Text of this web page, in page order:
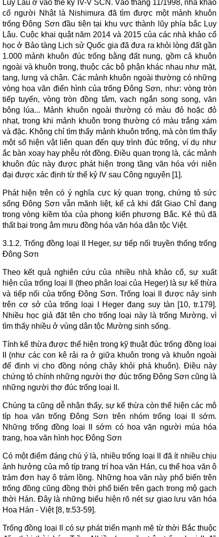
Luy Lâu ở vào thế kỷ IV-V SCN. Vào tháng 11/1998, nhà khảo
cổ người Nhật là Nishimura đã tìm được một mảnh khuôn
trống Đông Sơn đầu tiên tại khu vực thành lũy phía bắc Luy
Lâu. Cuộc khai quật năm 2014 và 2015 của các nhà khảo cổ
học ở Bảo tàng Lịch sử Quốc gia đã đưa ra khỏi lòng đất gần
1.000 mảnh khuôn đúc trống bằng đất nung, gồm cả khuôn
ngoài và khuôn trong, thuộc các bộ phận khác nhau như mặt,
tang, lưng và chân. Các mảnh khuôn ngoài thường có những
vòng hoa văn điển hình của trống Đông Sơn, như: vòng tròn
tiếp tuyến, vòng tròn đồng tâm, vạch ngắn song song, văn
bông lúa... Mảnh khuôn ngoài thường có màu đỏ hoặc đỏ
nhạt, trong khi mảnh khuôn trong thường có màu trắng xám
và đặc. Không chỉ tìm thấy mảnh khuôn trống, mà còn tìm thấy
một số hiện vật liên quan đến quy trình đúc trống, ví dụ như
ắc bàn xoay hay phễu rót đồng. Điều quan trọng là, các mảnh
khuôn đúc này được phát hiện trong tầng văn hóa với niên
đại được xác định từ thế kỷ IV sau Công nguyên [1].
Phát hiện trên có ý nghĩa cực kỳ quan trọng, chứng tỏ sức
sống Đông Sơn vẫn mãnh liệt, kể cả khi đất Giao Chỉ đang
trong vòng kiềm tỏa của phong kiến phương Bắc. Kẻ thù đã
thất bại trong âm mưu đồng hóa văn hóa dân tộc Việt.
3.1.2. Trống đồng loại II Heger, sự tiếp nối truyền thống trống
Đông Sơn
Theo kết quả nghiên cứu của nhiều nhà khảo cổ, sự xuất
hiện của trống loại II (theo phân loại của Heger) là sự kế thừa
và tiếp nối của trống Đông Sơn. Trống loại II được nảy sinh
trên cơ sở của trống loại I Heger đang suy tàn [10, tr.179].
Nhiều học giả đặt tên cho trống loại này là trống Mường, vì
tìm thấy nhiều ở vùng dân tộc Mường sinh sống.
Tính kế thừa được thể hiện trong kỹ thuật đúc trống đồng loại
II (như các con kê rải ra ở giữa khuôn trong và khuôn ngoài
để định vị cho đồng nóng chảy khỏi phá khuôn). Điều này
chứng tỏ chính những người thợ đúc trống Đông Sơn cũng là
những người thợ đúc trống loại II.
Chúng ta cũng dễ nhận thấy, sự kế thừa còn thể hiện các mô
típ hoa văn trống Đông Sơn trên nhóm trống loại II sớm.
Những trống đồng loại II sớm có hoa văn người múa hóa
trang, hoa văn hình học Đông Sơn
Có một điểm đáng chú ý là, nhiều trống loại II đã ít nhiều chịu
ảnh hưởng của mô típ trang trí hoa văn Hán, cụ thể hoa văn ô
trám đơn hay ô trám lồng. Những hoa văn này phổ biến trên
trống đồng cũng đồng thời phổ biến trên gạch trong mộ gạch
thời Hán. Đây là những biểu hiện rõ nét sự giao lưu văn hóa
Hoa Hán - Việt [8, tr.53-59].
Trống đồng loại II có sự phát triển mạnh mẽ từ thời Bắc thuộc